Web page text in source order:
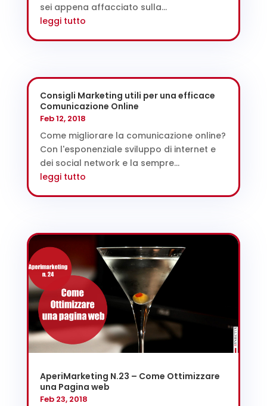
sei appena affacciato sulla...
leggi tutto
Consigli Marketing utili per una efficace
Comunicazione Online
Feb 12, 2018
Come migliorare la comunicazione online?
Con l'esponenziale sviluppo di internet e
dei social network e la sempre...
leggi tutto
AperiMarketing N.23 – Come Ottimizzare
una Pagina web
Feb 23, 2018